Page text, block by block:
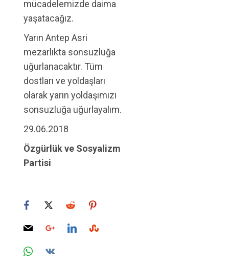
mücadelemizde daima
yaşatacağız.
Yarın Antep Asri
mezarlıkta sonsuzluğa
uğurlanacaktır. Tüm
dostları ve yoldaşları
olarak yarın yoldaşımızı
sonsuzluğa uğurlayalım.
29.06.2018
Özgürlük ve Sosyalizm
Partisi